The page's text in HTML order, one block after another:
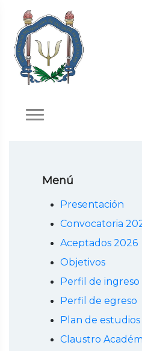
Menú
Presentación
Convocatoria
Aceptados 2026
Objetivos
Perfil de ingreso
Perfil de egreso
Plan de estudios
Claustro